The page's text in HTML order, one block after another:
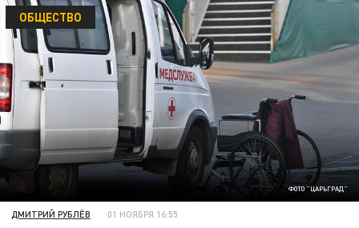
ФОТО "ЦАРЬГРАД"
ОБЩЕСТВО
ДМИТРИЙ РУБЛЁВ 01 НОЯБРЯ 16:55